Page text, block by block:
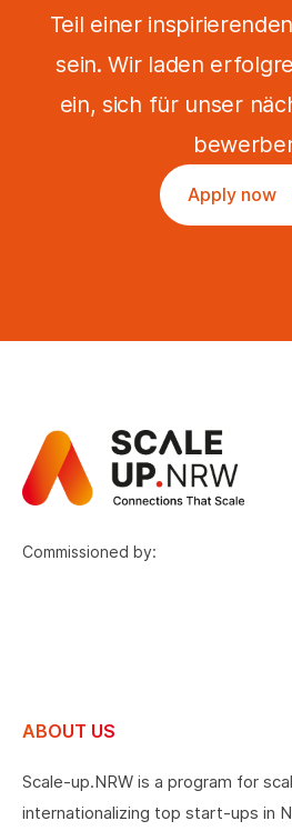
Teil einer
sein. Wir laden
ein, sich für unser
Apply now
Commissioned by:
ABOUT US
Scale-up.NRW is a program for
internationalizing top start-ups in